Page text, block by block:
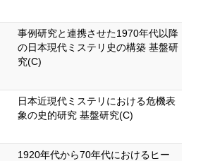
事例研究と連携させた1970年代以降
の日本現代ミステリ史の構築 基盤研
究(C)
日本近現代ミステリにおける危機表
象の史的研究 基盤研究(C)
1920年代から70年代におけるヒー